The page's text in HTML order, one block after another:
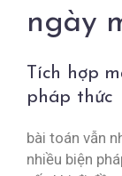
ngày
Tích hợp
pháp thức
bài toán vẫn
nhiều biện